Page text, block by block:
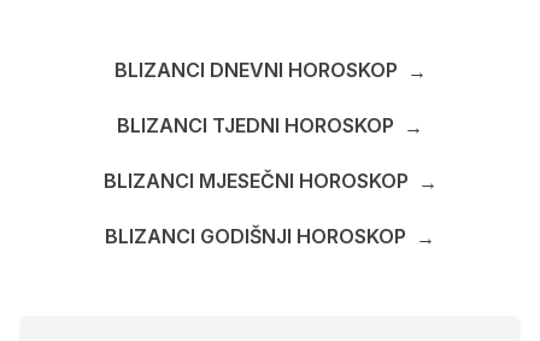
BLIZANCI DNEVNI HOROSKOP →
BLIZANCI TJEDNI HOROSKOP →
BLIZANCI MJESEČNI HOROSKOP →
BLIZANCI GODIŠNJI HOROSKOP →